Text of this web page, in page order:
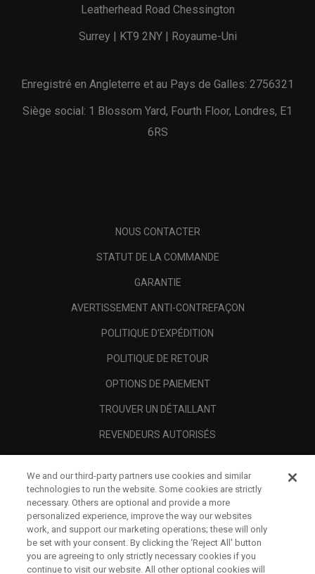
Leatherhead Road Chessington
Surrey | KT9 2NY | Royaume-Uni
Enregistré en Angleterre et au Pays de Galles: 2756321
Siège social: 1 Blossom Yard, Fourth Floor, Londres, E1
6RS
NOUS CONTACTER
STATUT DE LA COMMANDE
GARANTIE
AVERTISSEMENT ANTI-CONTREFAÇON
POLITIQUE D'EXPÉDITION
POLITIQUE DE RETOUR
OPTIONS DE PAIEMENT
TROUVER UN DÉTAILLANT
REVENDEURS AUTORISÉS
A PROPOS
MENTIONS LÉGALES
We and our third-party partners use cookies and similar
technologies to run the website. Some cookies are strictly
necessary. Others are optional and provide a more
personalized experience, improve the way our websites
work, and support our marketing operations; these will only
be set with your consent. By clicking the ‘Reject All' button
you are agreeing to only strictly necessary cookies if you
continue to visit our website. All other optional cookies will